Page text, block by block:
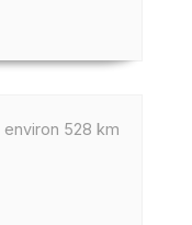
environ 528 km